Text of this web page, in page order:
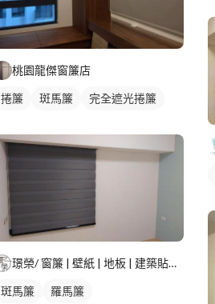
桃園龍傑窗簾店
捲簾 斑馬簾 完全遮光捲簾
璟榮/ 窗簾 | 壁紙 | 地板 | 建築貼膜 |
斑馬簾 羅馬簾